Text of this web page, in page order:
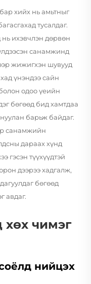
хийх нь амьтныг
тусалдаг.
нь ихэвчлэн дөрвөн
санамжинд
жижигхэн шувууд
үнэндээ сайн
одоо үеийн
бөгөөд бид хамтдаа
барьж байдаг.
санамжийн
дараах хүнд
гэсэн түүхүүдтэй
дээрээ хадгалж,
бөгөөд
авдаг.
хөх чимэг
нийцэх